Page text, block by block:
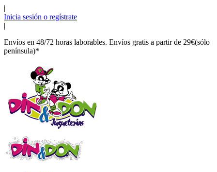
|
Inicia sesión o regístrate
|
Envíos en 48/72 horas laborables. Envíos gratis a partir de 29€(sólo
península)*